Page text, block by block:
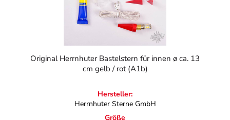
Original Herrnhuter Bastelstern für innen ø ca. 13
cm gelb / rot (A1b)
Hersteller:
Herrnhuter Sterne GmbH
Größe